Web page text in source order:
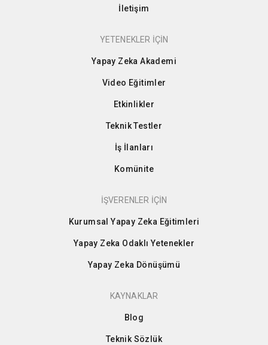
İletişim
YETENEKLER İÇİN
Yapay Zeka Akademi
Video Eğitimler
Etkinlikler
Teknik Testler
İş İlanları
Komünite
İŞVERENLER İÇİN
Kurumsal Yapay Zeka Eğitimleri
Yapay Zeka Odaklı Yetenekler
Yapay Zeka Dönüşümü
KAYNAKLAR
Blog
Teknik Sözlük